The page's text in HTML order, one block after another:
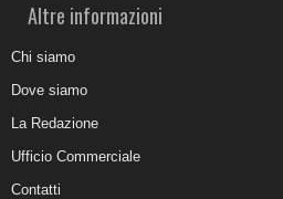
Altre informazioni
Chi siamo
Dove siamo
La Redazione
Ufficio Commerciale
Contatti